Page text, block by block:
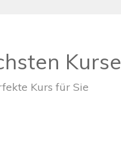
Kurse
Kurs für Sie